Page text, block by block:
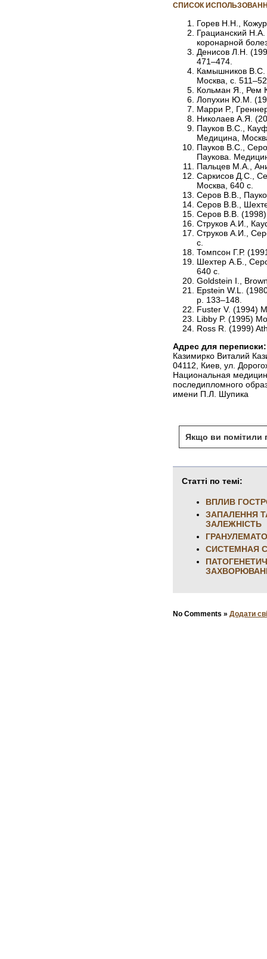
СПИСОК
Горев Н.Н.,
Грацианский
коронарной
Денисов Л.Н.
471–474.
Камышников В.С.
Москва, с.
Кольман Я., Рем
Лопухин Ю.М.
Марри Р.,
Николаев А.Я.
Пауков В.С.,
Медицина,
Пауков В.С.,
Паукова.
Пальцев М.А.,
Саркисов Д.С.,
Москва, 640 с.
Серов В.В.,
Серов В.В.,
Серов В.В.
Струков А.И.,
Струков А.И.,
с.
Томпсон Г.Р.
Шехтер А.Б.,
640 с.
Goldstein I.,
Epstein W.L.
р. 133–148.
Fuster V. (1994)
Libby P. (1995)
Ross R. (1999)
Адрес для переписки:
Казимирко Виталий
04112, Киев, ул.
Национальная
последипломного
имени П.Л. Шупика
Якщо ви помітили
Статті по темі:
ВПЛИВ
ЗАПАЛЕННЯ
ЗАЛЕЖНІСТЬ
СИСТЕМНАЯ
No Comments » Додати